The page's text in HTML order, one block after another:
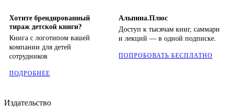
Хотите брендированный
тираж детской книги?
Книга с логотипом вашей
компании для детей
сотрудников
ПОДРОБНЕЕ
Альпина.Плюс
Доступ к тысячам книг, саммари
и лекций — в одной подписке.
ПОПРОБОВАТЬ БЕСПЛАТНО
Издательство